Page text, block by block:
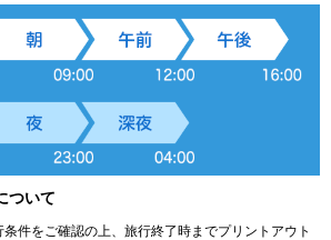
ついて
件をご確認の上、旅行終了時までプリントアウト